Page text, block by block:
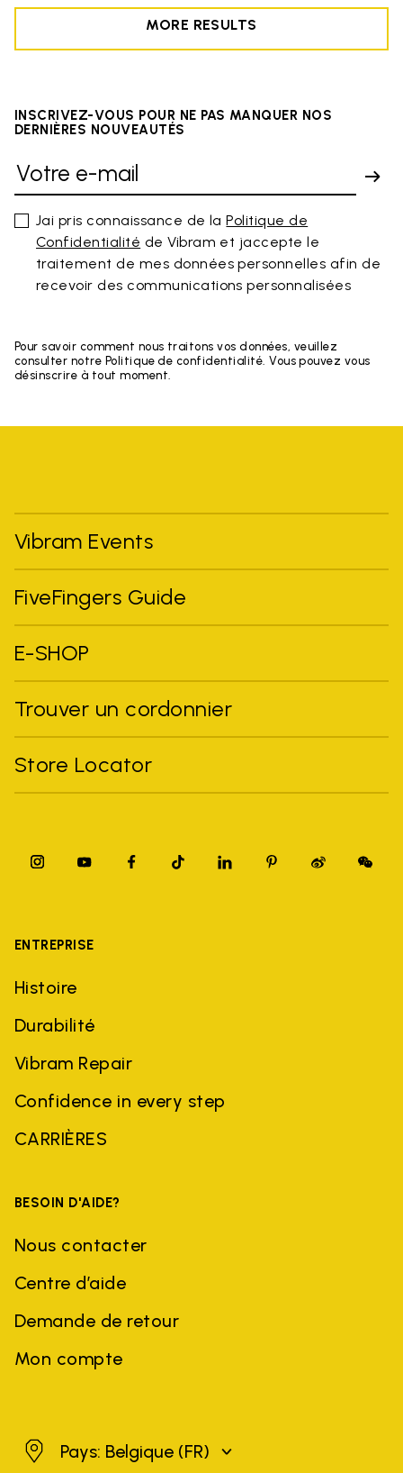
MORE RESULTS
INSCRIVEZ-VOUS POUR NE PAS MANQUER NOS
DERNIÈRES NOUVEAUTÉS
Jai pris connaissance de laPolitique de
Confidentialité de Vibram et jaccepte le
traitement de mes données personnelles afin de
recevoir des communications personnalisées
Pour savoir comment nous traitons vos données, veuillez
consulter notre Politique de confidentialité. Vous pouvez vous
désinscrire à tout moment.
Vibram Events
FiveFingers Guide
E-SHOP
Trouver un cordonnier
Store Locator
ENTREPRISE
Histoire
Durabilité
Vibram Repair
Confidence in every step
CARRIÈRES
BESOIN D'AIDE?
Nous contacter
Centre d’aide
Demande de retour
Mon compte
BelgiquePays: Belgique (FR)